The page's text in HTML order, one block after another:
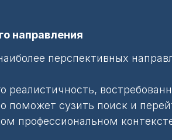
направления
перспективных
сузить поиск и
профессиональном